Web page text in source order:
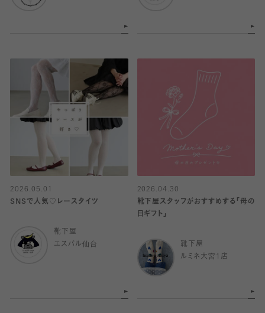
2026.05.01
SNSで人気♡レースタイツ
靴下屋
エスパル仙台
2026.04.30
靴下屋スタッフがおすすめする「母の
日ギフト」
靴下屋
ルミネ大宮1店